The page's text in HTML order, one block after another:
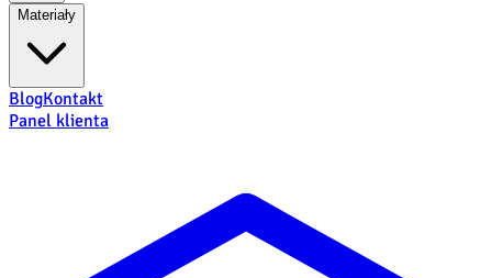
Materiały
BlogKontakt
Panel klienta